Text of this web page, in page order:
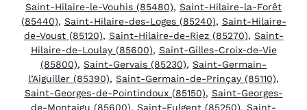
Saint-Hilaire-le-Vouhis (85480), Saint-Hilaire-la-Forêt
(85440), Saint-Hilaire-des-Loges (85240), Saint-Hilaire-
de-Voust (85120), Saint-Hilaire-de-Riez (85270), Saint-
Hilaire-de-Loulay (85600), Saint-Gilles-Croix-de-Vie
(85800), Saint-Gervais (85230), Saint-Germain-
l’Aiguiller (85390), Saint-Germain-de-Prinçay (85110),
Saint-Georges-de-Pointindoux (85150), Saint-Georges-
de-Montaigu (85600), Saint-Fulgent (85250), Saint-